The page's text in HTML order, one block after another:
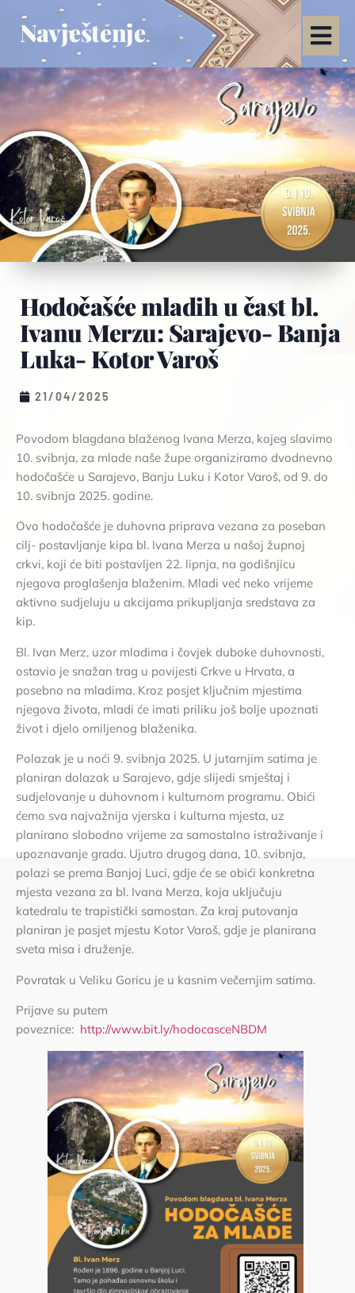
Navještenje
Hodočašće mladih u čast bl.
Ivanu Merzu: Sarajevo- Banja
Luka- Kotor Varoš
21/04/2025
Povodom blagdana blaženog Ivana Merza, kojeg slavimo
10. svibnja, za mlade naše župe organiziramo dvodnevno
hodočašće u Sarajevo, Banju Luku i Kotor Varoš, od 9. do
10. svibnja 2025. godine.
Ovo hodočašće je duhovna priprava vezana za poseban
cilj- postavljanje kipa bl. Ivana Merza u našoj župnoj
crkvi, koji će biti postavljen 22. lipnja, na godišnjicu
njegova proglašenja blaženim. Mladi već neko vrijeme
aktivno sudjeluju u akcijama prikupljanja sredstava za
kip.
Bl. Ivan Merz, uzor mladima i čovjek duboke duhovnosti,
ostavio je snažan trag u povijesti Crkve u Hrvata, a
posebno na mladima. Kroz posjet ključnim mjestima
njegova života, mladi će imati priliku još bolje upoznati
život i djelo omiljenog blaženika.
Polazak je u noći 9. svibnja 2025. U jutarnjim satima je
planiran dolazak u Sarajevo, gdje slijedi smještaj i
sudjelovanje u duhovnom i kulturnom programu. Obići
ćemo sva najvažnija vjerska i kulturna mjesta, uz
planirano slobodno vrijeme za samostalno istraživanje i
upoznavanje grada. Ujutro drugog dana, 10. svibnja,
polazi se prema Banjoj Luci, gdje će se obići konkretna
mjesta vezana za bl. Ivana Merza, koja uključuju
katedralu te trapistički samostan. Za kraj putovanja
planiran je posjet mjestu Kotor Varoš, gdje je planirana
sveta misa i druženje.
Povratak u Veliku Goricu je u kasnim večernjim satima.
Prijave su putem
poveznice: http://www.bit.ly/hodocasceNBDM